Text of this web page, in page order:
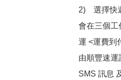
2)　選擇快
會在三個工
運 <運費到
由順豐速
SMS 訊息